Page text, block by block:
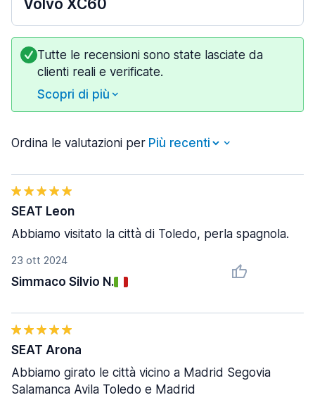
Volvo XC60
Tutte le recensioni sono state lasciate da
clienti reali e verificate.
Scopri di più
Ordina le valutazioni per
23 ott 2024
Simmaco Silvio N.
SEAT Leon
Abbiamo visitato la città di Toledo, perla spagnola.
SEAT Arona
Abbiamo girato le città vicino a Madrid Segovia
Salamanca Avila Toledo e Madrid